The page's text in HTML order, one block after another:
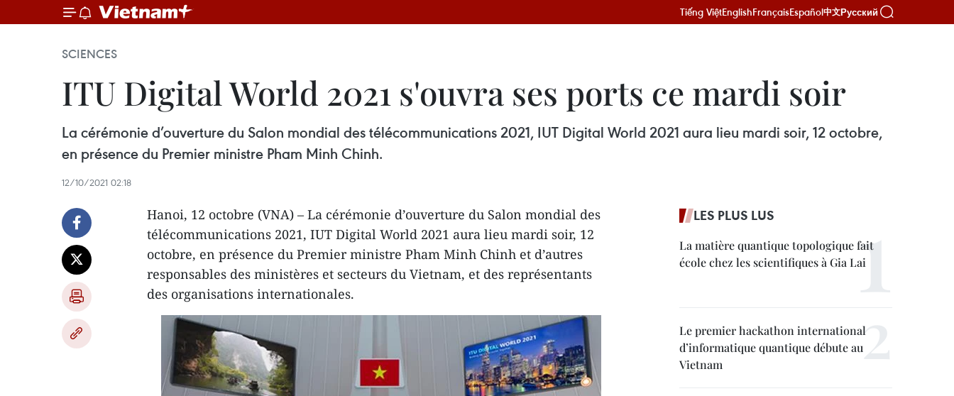
Tiếng ViệtEnglishFrançaisEspañol中文Русский
SCIENCES
ITU Digital World 2021 s'ouvra ses ports ce mardi soir
La cérémonie d’ouverture du Salon mondial des télécommunications 2021, IUT Digital World 2021 aura lieu mardi soir, 12 octobre,
en présence du Premier ministre Pham Minh Chinh.
12/10/2021 02:18
Hanoi, 12 octobre (VNA) – La cérémonie d’ouverture du Salon mondial des
télécommunications 2021, IUT Digital World 2021 aura lieu mardi soir, 12
octobre, en présence du Premier ministre Pham Minh Chinh et d’autres
responsables des ministères et secteurs du Vietnam, et des représentants
des organisations internationales.
LES PLUS LUS
La matière quantique topologique fait
école chez les scientifiques à Gia Lai
Le premier hackathon international
d’informatique quantique débute au
Vietnam